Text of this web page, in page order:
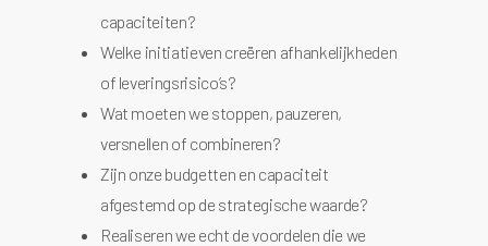
capaciteiten?
Welke initiatieven creëren afhankelijkheden
of leveringsrisico’s?
Wat moeten we stoppen, pauzeren,
versnellen of combineren?
Zijn onze budgetten en capaciteit
afgestemd op de strategische waarde?
Realiseren we echt de voordelen die we